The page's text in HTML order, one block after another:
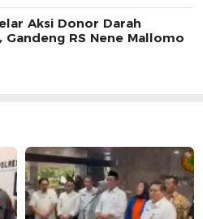
Aksi Donor Darah
Gandeng RS Nene Mallomo